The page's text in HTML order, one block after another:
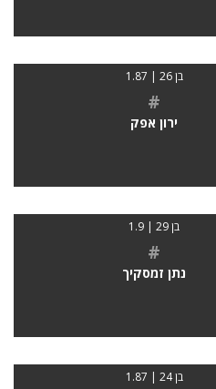
בן 26 | 1.87
#
ירון אפק
בן 29 | 1.9
#
נתן זמסקיך
בן 24 | 1.87